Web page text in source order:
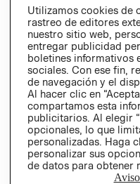
Ecuador ($)
CAMBIAR REGIÓN
Utilizamos cookies de
rastreo de editores
nuestro sitio web,
entregar publicidad
boletines informativos
sociales. Con ese fin,
de navegación y el
Al hacer clic en
compartamos esta
publicitarios. Al elegir
opcionales, lo que
personalizadas. Haga
personalizar sus
de datos para obtener